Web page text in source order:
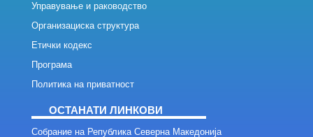
Управување и раководство
Организациска структура
Етички кодекс
Програма
Политика на приватност
ОСТАНАТИ ЛИНКОВИ
Собрание на Република Северна Македонија